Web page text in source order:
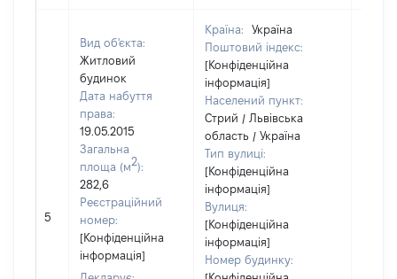
5
Вид об'єкта:
Житловий
будинок
Дата набуття
права:
19.05.2015
Загальна
площа (м2):
282,6
Реєстраційний
номер:
[Конфіденційна
інформація]
Країна:
Україна
Поштовий індекс:
[Конфіденційна
інформація]
Населений пункт:
Стрий / Львівська
область / Україна
Тип вулиці:
[Конфіденційна
інформація]
Вулиця:
[Конфіденційна
інформація]
Номер будинку: